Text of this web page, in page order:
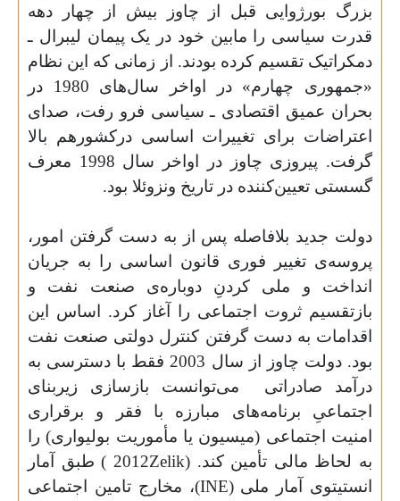
بزرگ بورژوایی قبل از چاوز بیش از چهار دهه
قدرت سیاسی را مابین خود در یک پیمان لیبرال ـ
دمکراتیک تقسیم کرده بودند. از زمانی که این نظام
«جمهوری چهارم» در اواخر سال‌های 1980 در
بحران عمیق اقتصادی ـ سیاسی فرو رفت، صدای
اعتراضات برای تغییرات اساسی درکشورهم بالا
گرفت. پیروزی چاوز در اواخر سال 1998 معرف
گسستی تعیین‌کننده در تاریخ ونزوئلا بود.
دولت جدید بلافاصله پس از به دست گرفتن امور،
پروسه‌ی تغییر فوری‌ قانون اساسی را به جریان
انداخت و ملی کردنِ دوباره‌ی صنعت نفت و
بازتقسیم ثروت اجتماعی را آغاز کرد. اساس این
اقدامات به دست گرفتن کنترل دولتی صنعت نفت
بود. دولت چاوز از سال 2003 فقط با دسترسی به
درآمد صادراتی
می‌توانست بازسازی زیربنای
اجتماعیِ برنامه‌ها‌ی مبارزه با فقر و برقراری
امنیت اجتماعی (میسیون یا مأموریت بولیواری) را
به لحاظ مالی تأمین کند. (Zelik
2012 ) طبق آمار
انستیتوی آمار ملی (INE)، مخارج تامین اجتماعی